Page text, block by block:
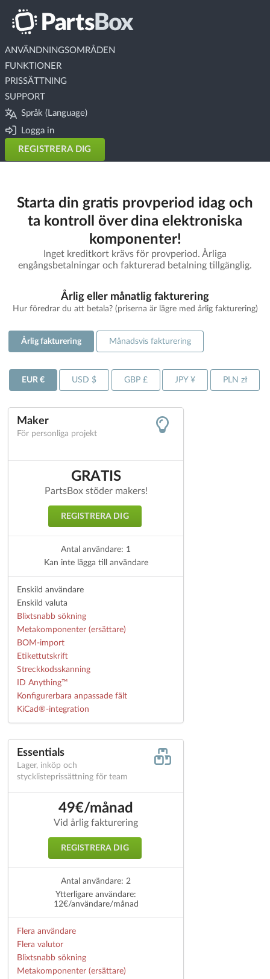
ANVÄNDNINGSOMRÅDEN
FUNKTIONER
PRISSÄTTNING
SUPPORT
Språk (Language)
Logga in
REGISTRERA DIG
Starta din gratis provperiod idag och
ta kontroll över dina elektroniska
komponenter!
Inget kreditkort krävs för provperiod. Årliga
engångsbetalningar och fakturerad betalning tillgänglig.
Årlig eller månatlig fakturering
Hur föredrar du att betala? (priserna är lägre med årlig fakturering)
Årlig fakturering Månadsvis fakturering
EUR € USD $ GBP £ JPY ¥ PLN zł
Maker
För personliga projekt
GRATIS
PartsBox stöder makers!
REGISTRERA DIG
Antal användare: 1
Kan inte lägga till användare
Enskild användare
Enskild valuta
Blixtsnabb sökning
Metakomponenter (ersättare)
BOM-import
Etikettutskrift
Streckkodsskanning
ID Anything™
Konfigurerbara anpassade fält
KiCad®-integration
Essentials
Lager, inköp och
stycklisteprissättning för team
49€/månad
Vid årlig fakturering
REGISTRERA DIG
Antal användare: 2
Ytterligare användare:
12€/användare/månad
Flera användare
Flera valutor
Blixtsnabb sökning
Metakomponenter (ersättare)